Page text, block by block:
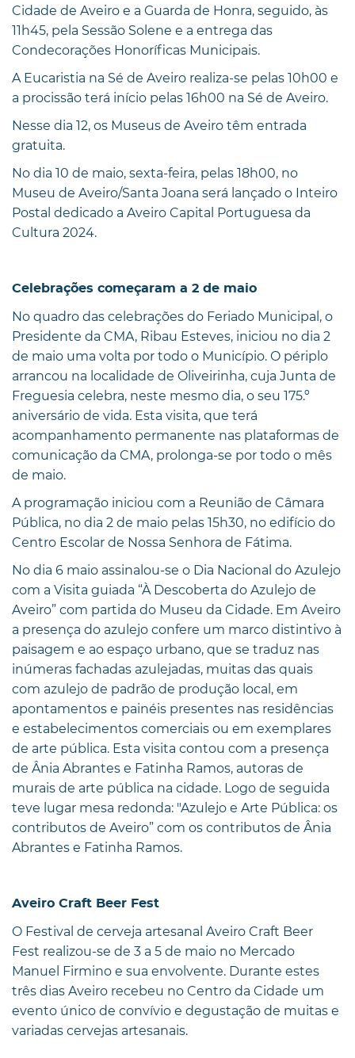
Cidade de Aveiro e a Guarda de Honra, seguido, às
11h45, pela Sessão Solene e a entrega das
Condecorações Honoríficas Municipais.
A Eucaristia na Sé de Aveiro realiza-se pelas 10h00 e
a procissão terá início pelas 16h00 na Sé de Aveiro.
Nesse dia 12, os Museus de Aveiro têm entrada
gratuita.
No dia 10 de maio, sexta-feira, pelas 18h00, no
Museu de Aveiro/Santa Joana será lançado o Inteiro
Postal dedicado a Aveiro Capital Portuguesa da
Cultura 2024.
Celebrações começaram a 2 de maio
No quadro das celebrações do Feriado Municipal, o
Presidente da CMA, Ribau Esteves, iniciou no dia 2
de maio uma volta por todo o Município. O périplo
arrancou na localidade de Oliveirinha, cuja Junta de
Freguesia celebra, neste mesmo dia, o seu 175.º
aniversário de vida. Esta visita, que terá
acompanhamento permanente nas plataformas de
comunicação da CMA, prolonga-se por todo o mês
de maio.
A programação iniciou com a Reunião de Câmara
Pública, no dia 2 de maio pelas 15h30, no edifício do
Centro Escolar de Nossa Senhora de Fátima.
No dia 6 maio assinalou-se o Dia Nacional do Azulejo
com a Visita guiada “À Descoberta do Azulejo de
Aveiro” com partida do Museu da Cidade. Em Aveiro
a presença do azulejo confere um marco distintivo à
paisagem e ao espaço urbano, que se traduz nas
inúmeras fachadas azulejadas, muitas das quais
com azulejo de padrão de produção local, em
apontamentos e painéis presentes nas residências
e estabelecimentos comerciais ou em exemplares
de arte pública. Esta visita contou com a presença
de Ânia Abrantes e Fatinha Ramos, autoras de
murais de arte pública na cidade. Logo de seguida
teve lugar mesa redonda: "Azulejo e Arte Pública: os
contributos de Aveiro” com os contributos de Ânia
Abrantes e Fatinha Ramos.
Aveiro Craft Beer Fest
O Festival de cerveja artesanal Aveiro Craft Beer
Fest realizou-se de 3 a 5 de maio no Mercado
Manuel Firmino e sua envolvente. Durante estes
três dias Aveiro recebeu no Centro da Cidade um
evento único de convívio e degustação de muitas e
variadas cervejas artesanais.